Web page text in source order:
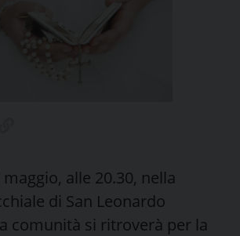
alle 20.30, nella
di San Leonardo
comunità si ritroverà per la